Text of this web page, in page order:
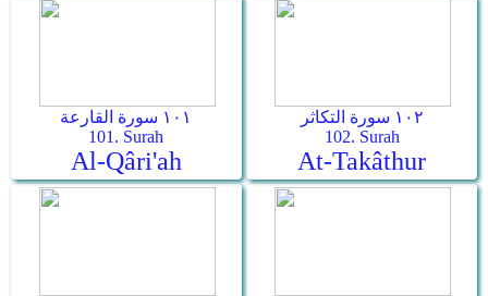
١٠١ سورة القارعة
101. Surah
Al-Qâri'ah
١٠٢ سورة التكاثر
102. Surah
At-Takâthur